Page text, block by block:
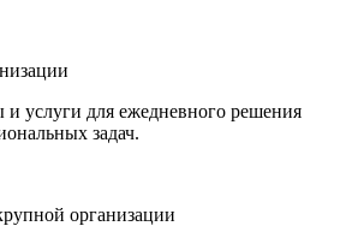
услуги для ежедневного решения
задач.
организации